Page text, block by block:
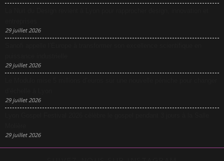
29 juillet 2026
29 juillet 2026
29 juillet 2026
29 juillet 2026